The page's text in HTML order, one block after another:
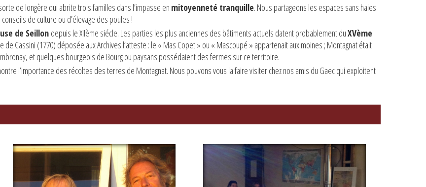
de longère qui abrite trois familles dans l’impasse en mitoyenneté tranquille. Nous partageons les espaces sans haies
de culture ou d’élevage des poules !
de Seillon depuis le XIIème siécle. Les parties les plus anciennes des bâtiments actuels datent probablement duXVème
Cassini (1770) déposée aux Archives l’atteste : le « Mas Copet » ou « Mascoupé » appartenait aux moines ; Montagnat était
et quelques bourgeois de Bourg ou paysans possédaient des fermes sur ce territoire.
l’importance des récoltes des terres de Montagnat. Nous pouvons vous la faire visiter chez nos amis du Gaec qui exploitent